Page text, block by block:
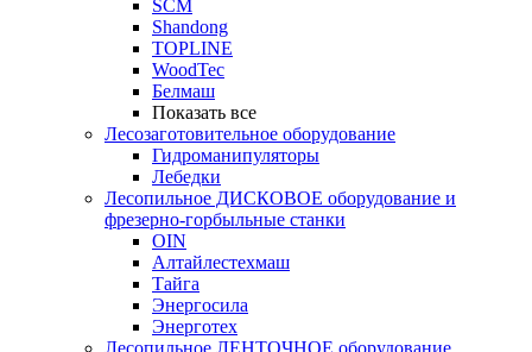
SCM
Shandong
TOPLINE
WoodTec
Белмаш
Показать все
Лесозаготовительное оборудование
Гидроманипуляторы
Лебедки
Лесопильное ДИСКОВОЕ оборудование и
фрезерно-горбыльные станки
OIN
Алтайлестехмаш
Тайга
Энергосила
Энерготех